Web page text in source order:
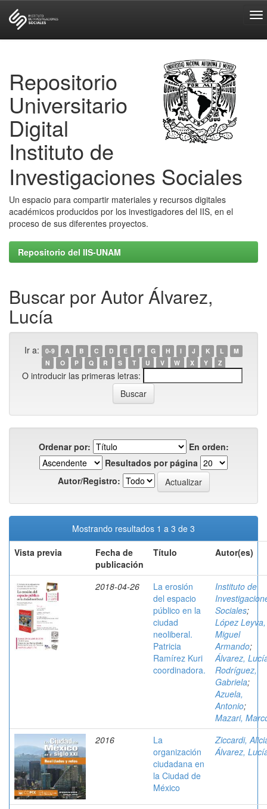
Repositorio
Universitario
Digital
Instituto de
Investigaciones Sociales
Un espacio para compartir materiales y recursos digitales
académicos producidos por los investigadores del IIS, en el
proceso de sus diferentes proyectos.
Repositorio del IIS-UNAM
Buscar por Autor Álvarez,
Lucía
Ir a: 0-9 A B C D E F G H I J K L
M
N
O P Q R S T U V W X Y Z
O introducir las primeras letras:
Ordenar por:
En orden:
Resultados por página
Autor/Registro:
Mostrando resultados 1 a 3 de 3
Vista previa
Fecha de
publicación
Título Autor(es)
2018-04-26
La erosión
del espacio
público en la
ciudad
neoliberal.
Patricia
Ramírez Kuri
coordinadora.
Instituto de
Sociales;
López Leyva,
Miguel
Armando;
Álvarez,
Rodríguez,
Gabriela;
Azuela,
Antonio;
Mazari,
2016
La
organización
ciudadana en
la Ciudad de
México
Ziccardi,
Álvarez,